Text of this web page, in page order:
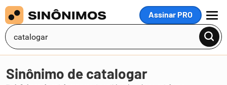
Assinar PRO
MENU
Sinônimo de catalogar